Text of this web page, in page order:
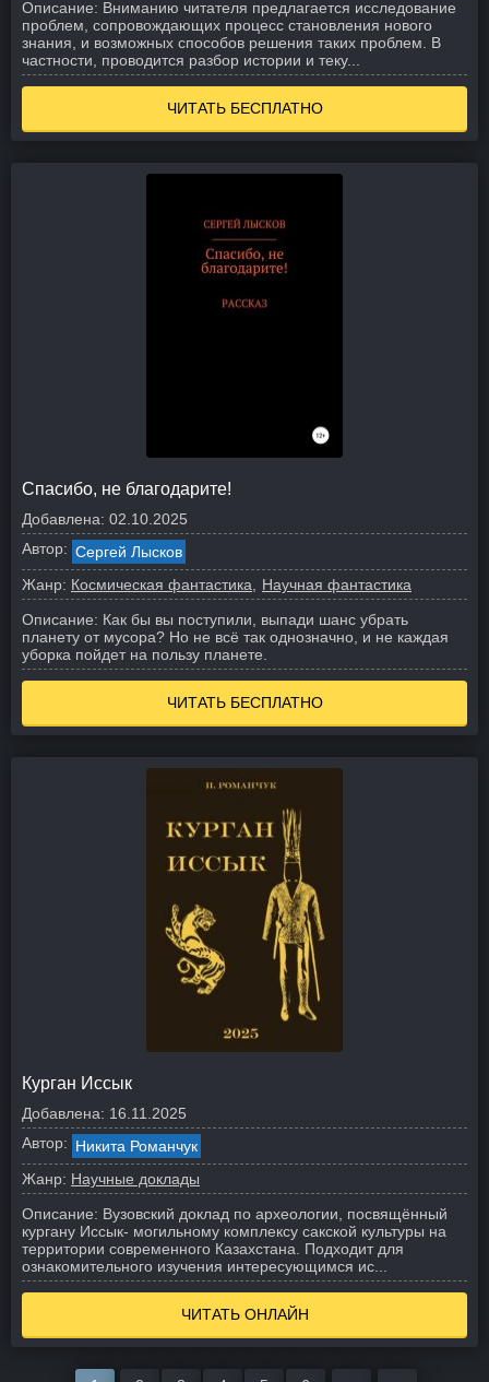
Описание: Вниманию читателя предлагается исследование
проблем, сопровождающих процесс становления нового
знания, и возможных способов решения таких проблем. В
частности, проводится разбор истории и теку...
ЧИТАТЬ БЕСПЛАТНО
Спасибо, не благодарите!
Добавлена: 02.10.2025
Автор: Сергей Лысков
Жанр: Космическая фантастика
Научная фантастика
Описание: Как бы вы поступили, выпади шанс убрать
планету от мусора? Но не всё так однозначно, и не каждая
уборка пойдет на пользу планете.
ЧИТАТЬ БЕСПЛАТНО
Курган Иссык
Добавлена: 16.11.2025
Автор: Никита Романчук
Жанр: Научные доклады
Описание: Вузовский доклад по археологии, посвящённый
кургану Иссык- могильному комплексу сакской культуры на
территории современного Казахстана. Подходит для
ознакомительного изучения интересующимся ис...
ЧИТАТЬ ОНЛАЙН